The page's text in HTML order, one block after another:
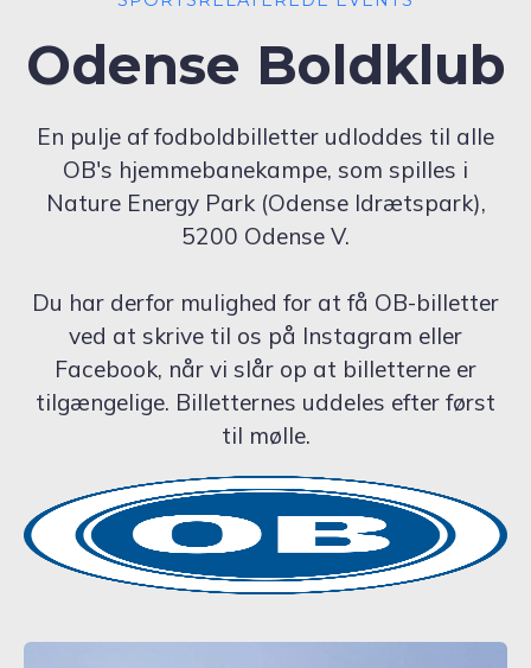
Odense Boldklub
En pulje af fodboldbilletter udloddes til alle
OB's hjemmebanekampe, som spilles i
Nature Energy Park (Odense Idrætspark),
5200 Odense V.
Du har derfor mulighed for at få OB-billetter
ved at skrive til os på Instagram eller
Facebook, når vi slår op at billetterne er
tilgængelige. Billetternes uddeles efter først
til mølle.